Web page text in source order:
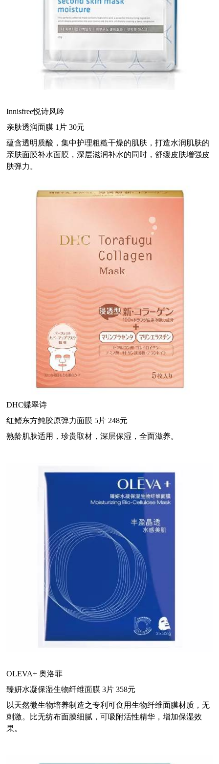
Innisfree悦诗风吟
亲肤透润面膜 1片 30元
蕴含透明质酸，集中护理粗糙干燥的肌肤，打造水润肌肤的
亲肤面膜补水面膜，深层滋润补水的同时，舒缓皮肤增强皮
肤弹力。
DHC蝶翠诗
红鳍东方鲀胶原弹力面膜 5片 248元
熟龄肌肤适用，珍贵取材，深层保湿，全面滋养。
OLEVA+ 奥洛菲
臻妍水凝保湿生物纤维面膜 3片 358元
以天然微生物培养制造之专利可食用生物纤维面膜材质，无
刺激。比无纺布面膜细腻，可吸附活性精华，增加保湿效
果。